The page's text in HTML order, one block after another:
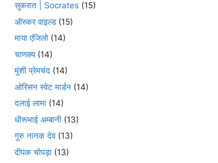
सुकरात | Socrates (15)
ऑस्कर वाइल्ड(15)
माया एंजिलो (14)
चाणक्य(14)
मुंशी प्रेमचंद (14)
ओरिसन स्‍वेट मार्डन (14)
दलाई लामा (14)
धीरूभाई अम्बानी (13)
गुरु नानक देव(13)
दीपक चोपड़ा (13)